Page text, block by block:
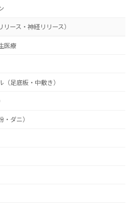
ース・神経リリース）
医療
足底板・中敷き）
ダニ）